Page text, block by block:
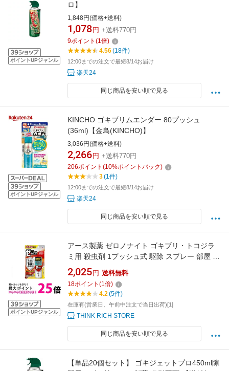
ポイントUPジャンル
ロ】
1,848円(価格+送料)
1,078 円 +送料770円
9ポイント (1倍)
4.56(18件)
12:00までの注文で最短8/14お届け
楽天24
同じ商品を安い順で見る
ポイントUPジャンル
KINCHO ゴキブリムエンダー 80プッシュ
(36ml)【金鳥(KINCHO)】
3,036円(価格+送料)
2,266 円 +送料770円
206ポイント (10%ポイントバック)
3(1件)
12:00までの注文で最短8/14お届け
楽天24
同じ商品を安い順で見る
ポイントUPジャンル
アース製薬 ゼロノナイト ゴキブリ・トコジラ
ミ用 殺虫剤 1プッシュ式 駆除 スプレー 部屋 害
虫対策 60回分 送料無料 【SK04215】
2,025 円 送料無料
18ポイント (1倍)
4.2(5件)
在庫有(営業日、午前中注文で当日出荷)[1]
THINK RICH STORE
同じ商品を安い順で見る
【単品20個セット】 ゴキジェットプロ450ml隙